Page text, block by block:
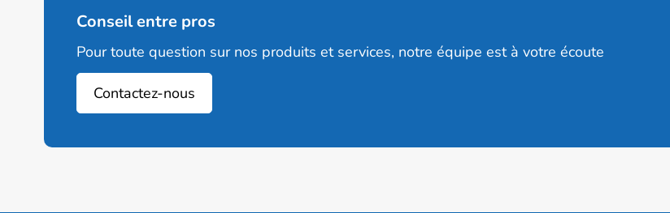
Conseil entre pros
Pour toute question sur nos produits et services, notre équipe est à votre écoute
Contactez-nous